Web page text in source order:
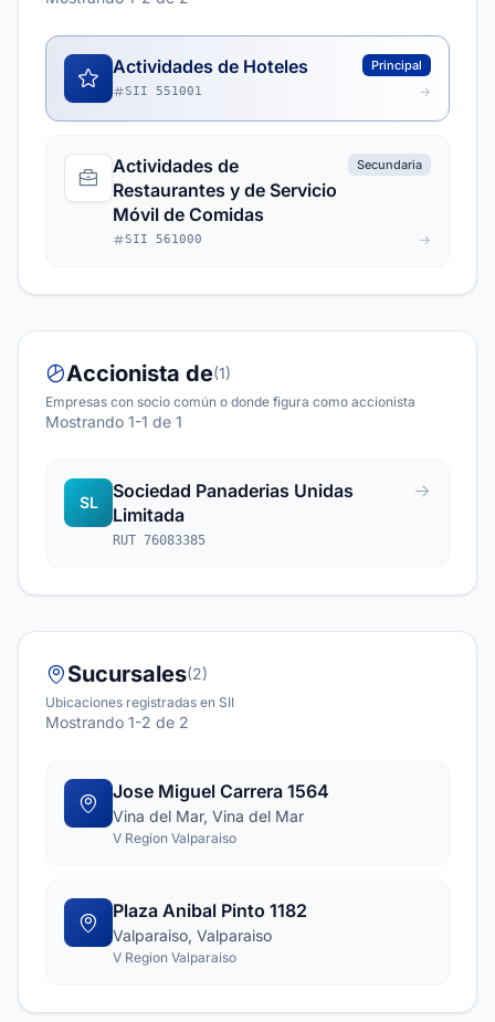
Actividades de Hoteles Principal
SII 551001
Actividades de
Restaurantes y de Servicio
Móvil de Comidas
Secundaria
SII 561000
Accionista de(1)
Empresas con socio común o donde figura como accionista
Mostrando 1-1 de 1
SL
Sociedad Panaderias Unidas
Limitada
RUT 76083385
Sucursales(2)
Ubicaciones registradas en SII
Mostrando 1-2 de 2
Jose Miguel Carrera 1564
Vina del Mar, Vina del Mar
V Region Valparaiso
Plaza Anibal Pinto 1182
Valparaiso, Valparaiso
V Region Valparaiso